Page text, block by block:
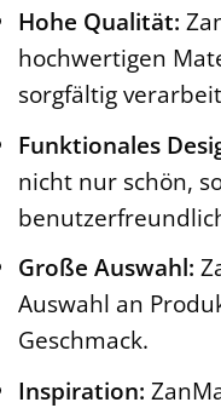
Hohe Qualität:
hochwertigen
sorgfältig
Funktionales
nicht nur schön,
Große Auswahl:
Auswahl an
Geschmack.
Inspiration: